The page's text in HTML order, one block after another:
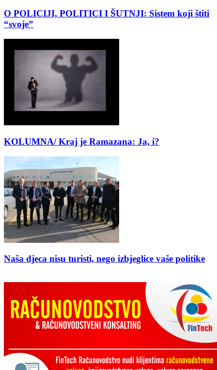
O POLICIJI, POLITICI I ŠUTNJI: Sistem koji štiti
“svoje”
KOLUMNA/ Kraj je Ramazana: Ja, i?
Naša djeca nisu turisti, nego izbjeglice vaše politike